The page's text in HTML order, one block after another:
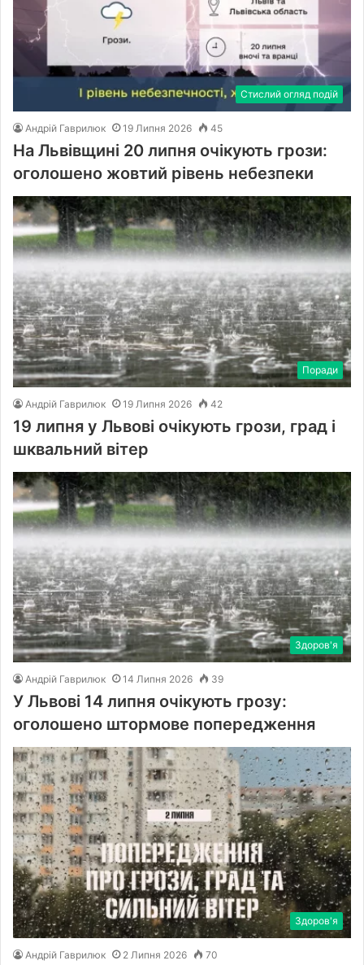
Стислий огляд подій
Андрій Гаврилюк 19 Липня 2026 45
На Львівщині 20 липня очікують грози:
оголошено жовтий рівень небезпеки
Поради
Андрій Гаврилюк 19 Липня 2026 42
19 липня у Львові очікують грози, град і
шквальний вітер
Здоров'я
Андрій Гаврилюк 14 Липня 2026 39
У Львові 14 липня очікують грозу:
оголошено штормове попередження
Здоров'я
Андрій Гаврилюк 2 Липня 2026 70